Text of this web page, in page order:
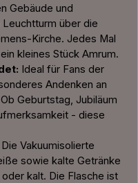
Gebäude und
über die
Kirche. Jedes Mal
kleines Stück Amrum.
Ideal für Fans der
Andenken an
Geburtstag, Jubiläum
- diese
Die Vakuumisolierte
sowie kalte Getränke
kalt. Die Flasche ist